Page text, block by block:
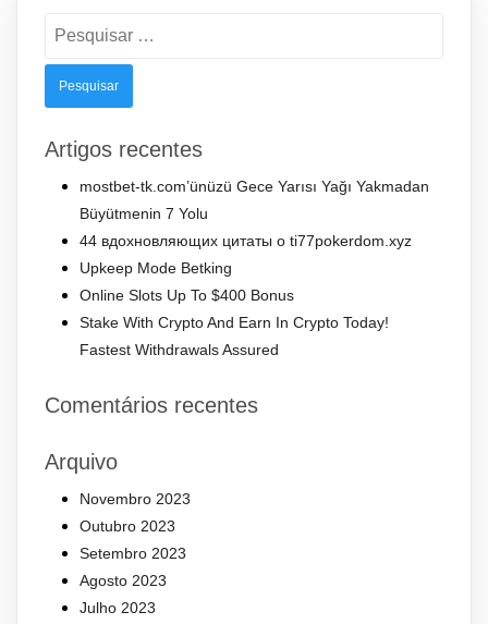
por:
Artigos recentes
mostbet-tk.com’ünüzü Gece Yarısı Yağı Yakmadan
Büyütmenin 7 Yolu
44 вдохновляющих цитаты о ti77pokerdom.xyz
Upkeep Mode Betking
Online Slots Up To $400 Bonus
Stake With Crypto And Earn In Crypto Today!
Fastest Withdrawals Assured
Comentários recentes
Arquivo
Novembro 2023
Outubro 2023
Setembro 2023
Agosto 2023
Julho 2023